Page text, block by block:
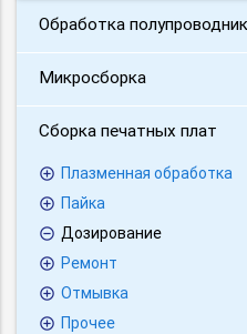
Обработка
Микросборка
Сборка печатных плат
Плазменная обработка
Пайка
Дозирование
Ремонт
Отмывка
Прочее